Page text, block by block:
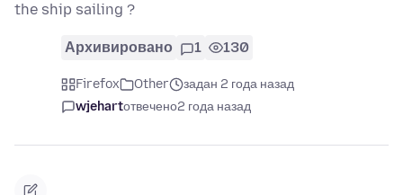
the ship sailing ?
Архивировано 1 130
Firefox Other
задан 2 года назад
wjehartотвечено2 года назад